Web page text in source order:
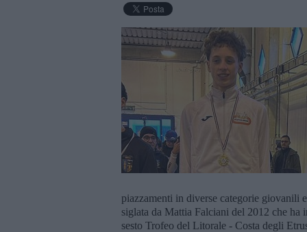
piazzamenti in diverse categorie giovanili
siglata da Mattia Falciani del 2012 che
sesto Trofeo del Litorale - Costa degli